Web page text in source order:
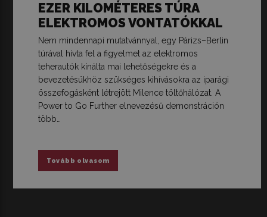
EZER KILOMÉTERES TÚRA
ELEKTROMOS VONTATÓKKAL
Nem mindennapi mutatvánnyal, egy Párizs–Berlin
túrával hívta fel a figyelmet az elektromos
teherautók kínálta mai lehetőségekre és a
bevezetésükhöz szükséges kihívásokra az iparági
összefogásként létrejött Milence töltőhálózat. A
Power to Go Further elnevezésű demonstráción
több…
Tovább olvasom